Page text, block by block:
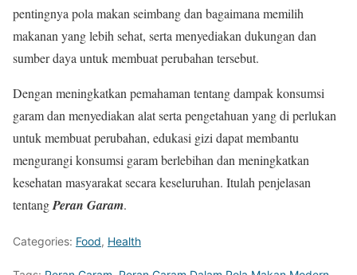
pentingnya pola makan seimbang dan bagaimana memilih
makanan yang lebih sehat, serta menyediakan dukungan dan
sumber daya untuk membuat perubahan tersebut.
Dengan meningkatkan pemahaman tentang dampak konsumsi
garam dan menyediakan alat serta pengetahuan yang di perlukan
untuk membuat perubahan, edukasi gizi dapat membantu
mengurangi konsumsi garam berlebihan dan meningkatkan
kesehatan masyarakat secara keseluruhan. Itulah penjelasan
tentangPeran Garam.
Categories: Food, Health